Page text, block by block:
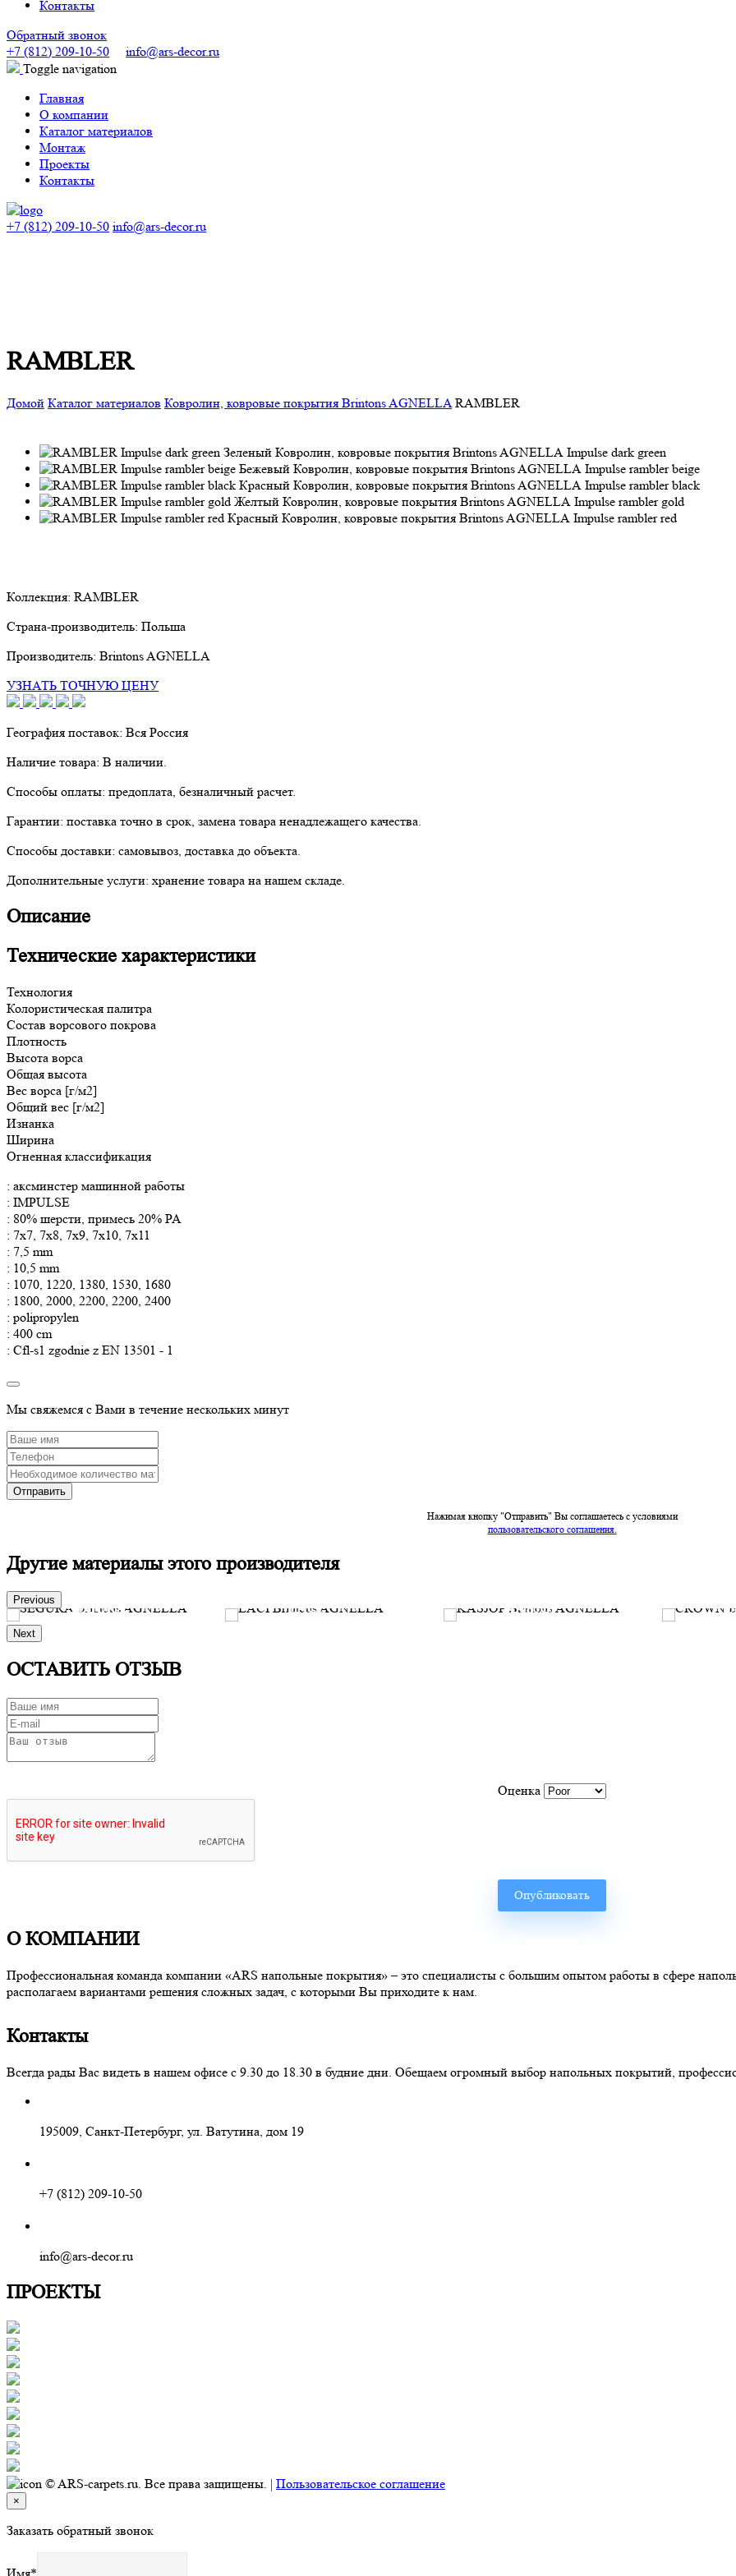
Контакты
Обратный звонок
+7 (812) 209-10-50
info@ars-decor.ru
Toggle navigation
Главная
О компании
Каталог материалов
Монтаж
Проекты
Контакты
+7 (812) 209-10-50 info@ars-decor.ru
RAMBLER
Домой Каталог материалов Ковролин, ковровые покрытия Brintons AGNELLA RAMBLER
Impulse dark green
Impulse rambler beige
Impulse rambler black
Impulse rambler gold
Impulse rambler red
Коллекция: RAMBLER
Страна-производитель: Польша
Производитель: Brintons AGNELLA
УЗНАТЬ ТОЧНУЮ ЦЕНУ
География поставок: Вся Россия
Наличие товара: В наличии.
Способы оплаты: предоплата, безналичный расчет.
Гарантии: поставка точно в срок, замена товара ненадлежащего качества.
Способы доставки: самовывоз, доставка до объекта.
Дополнительные услуги: хранение товара на нашем складе.
Описание
Технические характеристики
Технология
Колористическая палитра
Состав ворсового покрова
Плотность
Высота ворса
Общая высота
Вес ворса [г/м2]
Общий вес [г/м2]
Изнанка
Ширина
Огненная классификация
: аксминстер машинной работы
: IMPULSE
: 80% шерсти, примесь 20% PA
: 7x7, 7x8, 7x9, 7x10, 7x11
: 7,5 mm
: 10,5 mm
: 1070, 1220, 1380, 1530, 1680
: 1800, 2000, 2200, 2200, 2400
: polipropylen
: 400 cm
: Cfl-s1 zgodnie z EN 13501 - 1
Мы свяжемся с Вами в течение нескольких минут
Нажимая кнопку "Отправить" Вы соглашаетесь c условиями
пользовательского соглашения.
Другие материалы этого производителя
Previous
SEGURA
Производитель:
LACI KASJOP
Next
ОСТАВИТЬ ОТЗЫВ
Оценка
О КОМПАНИИ
Профессиональная команда компании «ARS напольные покрытия» – это специалисты с большим опытом работы в сфере
располагаем вариантами решения сложных задач, с которыми Вы приходите к нам.
Контакты
Всегда рады Вас видеть в нашем офисе с 9.30 до 18.30 в будние дни. Обещаем огромный выбор напольных покрытий,
195009, Санкт-Петербург, ул. Ватутина, дом 19
+7 (812) 209-10-50
info@ars-decor.ru
ПРОЕКТЫ
© ARS-carpets.ru. Все права защищены. | Пользовательское соглашение
×
Заказать обратный звонок